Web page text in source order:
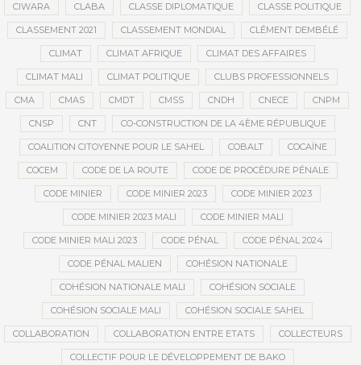
CIWARA CLABA CLASSE DIPLOMATIQUE CLASSE POLITIQUE
CLASSEMENT 2021 CLASSEMENT MONDIAL CLÉMENT DEMBÉLÉ
CLIMAT CLIMAT AFRIQUE CLIMAT DES AFFAIRES
CLIMAT MALI CLIMAT POLITIQUE CLUBS PROFESSIONNELS
CMA CMAS CMDT CMSS CNDH CNECE CNPM
CNSP CNT CO-CONSTRUCTION DE LA 4ÈME RÉPUBLIQUE
COALITION CITOYENNE POUR LE SAHEL COBALT COCAÏNE
COCEM CODE DE LA ROUTE CODE DE PROCÉDURE PÉNALE
CODE MINIER CODE MINIER 2023 CODE MINIER 2023
CODE MINIER 2023 MALI CODE MINIER MALI
CODE MINIER MALI 2023 CODE PÉNAL CODE PÉNAL 2024
CODE PÉNAL MALIEN COHÉSION NATIONALE
COHÉSION NATIONALE MALI COHÉSION SOCIALE
COHÉSION SOCIALE MALI COHÉSION SOCIALE SAHEL
COLLABORATION COLLABORATION ENTRE ETATS COLLECTEURS
COLLECTIF POUR LE DÉVELOPPEMENT DE BAKO